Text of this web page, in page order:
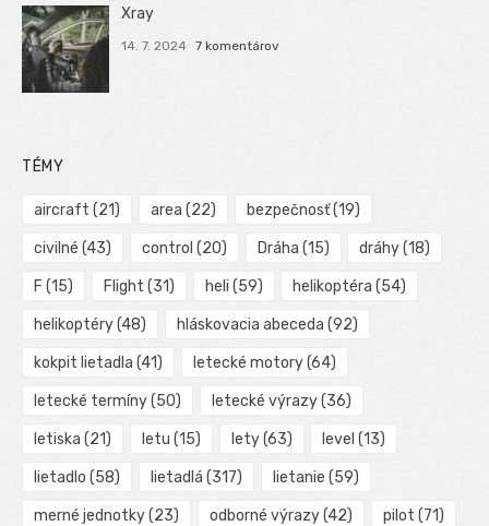
Xray
14. 7. 2024 7 komentárov
TÉMY
aircraft (21) area (22) bezpečnosť(19)
civilné (43) control (20) Dráha (15) dráhy(18)
F (15) Flight (31) heli (59) helikoptéra (54)
helikoptéry(48) hláskovacia abeceda (92)
kokpit lietadla (41) letecké motory(64)
letecké termíny(50) letecké výrazy(36)
letiska (21) letu (15) lety(63) level (13)
lietadlo (58) lietadlá (317) lietanie (59)
merné jednotky(23) odborné výrazy(42) pilot (71)